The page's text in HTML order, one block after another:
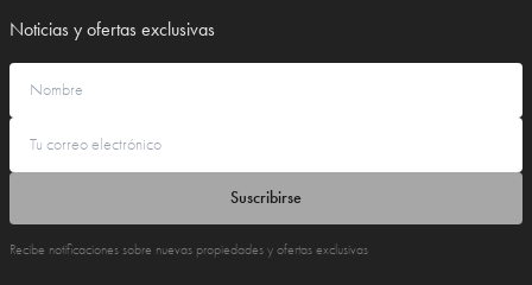
Noticias y ofertas exclusivas
Suscribirse
Recibe notificaciones sobre nuevas propiedades y ofertas exclusivas